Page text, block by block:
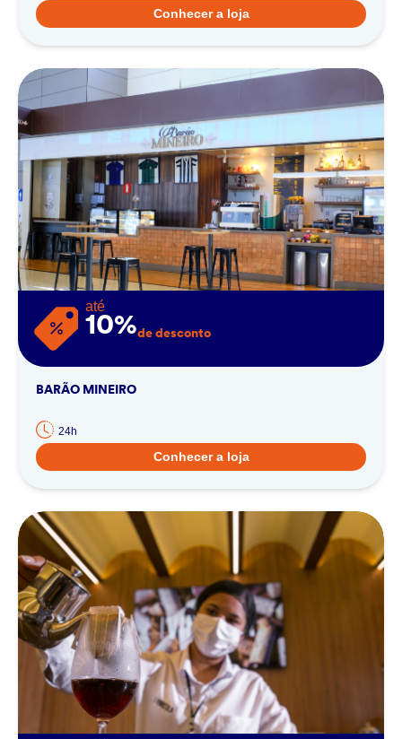
Conhecer a loja
até
10%de desconto
BARÃO MINEIRO
24h
Conhecer a loja